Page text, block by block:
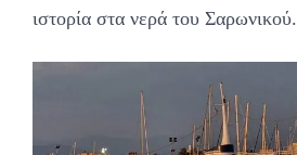
ιστορία στα νερά του Σαρωνικού.